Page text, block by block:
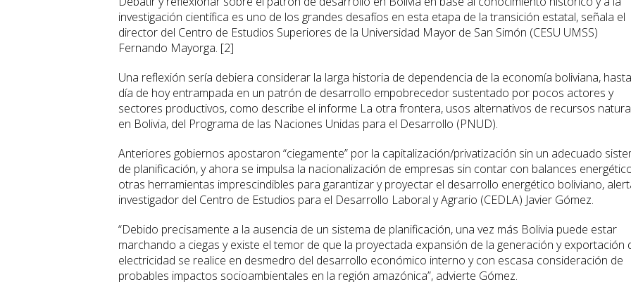
investigación científica es uno de los grandes desafíos en esta etapa de la transición estatal, señala el
director del Centro de Estudios Superiores de la Universidad Mayor de San Simón (CESU UMSS)
Fernando Mayorga. [2]
Una reflexión sería debiera considerar la larga historia de dependencia de la economía boliviana,
día de hoy entrampada en un patrón de desarrollo empobrecedor sustentado por pocos actores y
sectores productivos, como describe el informe La otra frontera, usos alternativos de recursos
en Bolivia, del Programa de las Naciones Unidas para el Desarrollo (PNUD).
Anteriores gobiernos apostaron “ciegamente” por la capitalización/privatización sin un adecuado
de planificación, y ahora se impulsa la nacionalización de empresas sin contar con balances
otras herramientas imprescindibles para garantizar y proyectar el desarrollo energético boliviano,
investigador del Centro de Estudios para el Desarrollo Laboral y Agrario (CEDLA) Javier Gómez.
“Debido precisamente a la ausencia de un sistema de planificación, una vez más Bolivia puede estar
marchando a ciegas y existe el temor de que la proyectada expansión de la generación y exportación
electricidad se realice en desmedro del desarrollo económico interno y con escasa consideración de
probables impactos socioambientales en la región amazónica”, advierte Gómez.